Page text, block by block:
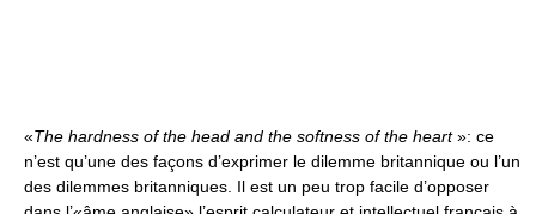
«The hardness of the head and the softness of the heart»: ce
n’est qu’une des façons d’exprimer le dilemme britannique ou l’un
des dilemmes britanniques. Il est un peu trop facile d’opposer